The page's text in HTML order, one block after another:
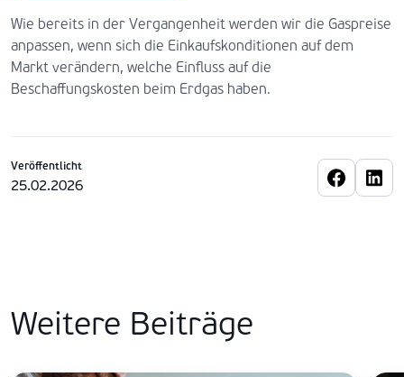
Wie bereits in der Vergangenheit werden wir die Gaspreise
anpassen, wenn sich die Einkaufskonditionen auf dem
Markt verändern, welche Einfluss auf die
Beschaffungskosten beim Erdgas haben.
Veröffentlicht
25.02.2026
Weitere Beiträge